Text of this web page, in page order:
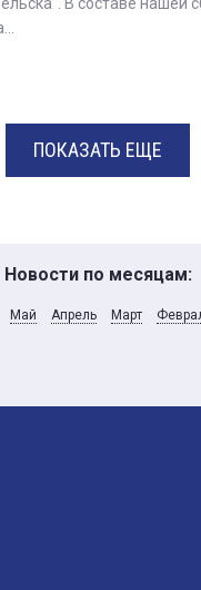
ПОКАЗАТЬ ЕЩЕ
Новости по месяцам:
Май Апрель Март